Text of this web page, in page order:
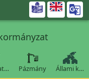

Pázmány Állami k…